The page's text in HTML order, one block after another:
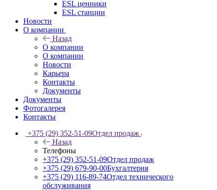
ESL ценники
ESL станции
Новости
О компании
Назад
О компании
О компании
Новости
Карьера
Контакты
Документы
Документы
Фотогалерея
Контакты
+375 (29) 352-51-09Отдел продаж
Назад
Телефоны
+375 (29) 352-51-09Отдел продаж
+375 (29) 679-90-00Бухгалтерия
+375 (29) 116-89-74Отдел технического
обслуживания